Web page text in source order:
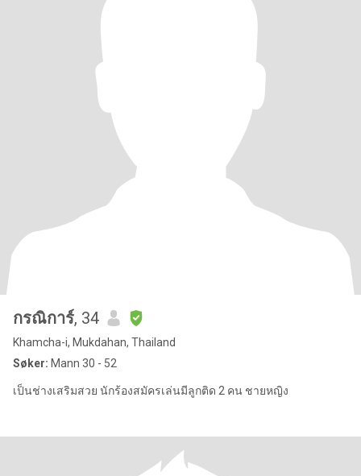
กรณิการ์, 34
Khamcha-i, Mukdahan, Thailand
Søker: Mann 30 - 52
เป็นช่างเสริมสวย นักร้องสมัครเล่นมีลูกติด 2 คน ชายหญิง